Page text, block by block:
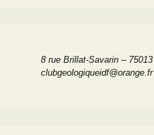
8 rue Brillat-Savarin – 75013
clubgeologiqueidf@orange.fr